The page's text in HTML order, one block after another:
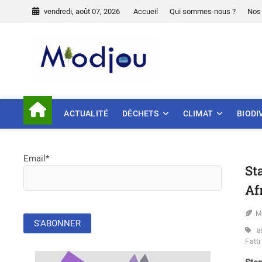
vendredi, août 07, 2026 Accueil Qui sommes-nous ?
ACTUALITÉ DÉCHETS CLIMAT
Fatti
Email*